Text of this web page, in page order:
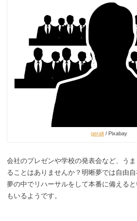
geralt/ Pixabay
会社のプレゼンや学校の発表会など、う
ることはありませんか？明晰夢では自由
夢の中でリハーサルをして本番に備える
もいるようです。